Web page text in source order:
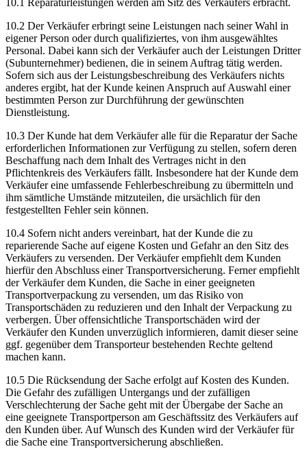
10.1 Reparaturleistungen werden am Sitz des Verkäufers erbracht.
10.2 Der Verkäufer erbringt seine Leistungen nach seiner Wahl in
eigener Person oder durch qualifiziertes, von ihm ausgewähltes
Personal. Dabei kann sich der Verkäufer auch der Leistungen Dritter
(Subunternehmer) bedienen, die in seinem Auftrag tätig werden.
Sofern sich aus der Leistungsbeschreibung des Verkäufers nichts
anderes ergibt, hat der Kunde keinen Anspruch auf Auswahl einer
bestimmten Person zur Durchführung der gewünschten
Dienstleistung.
10.3 Der Kunde hat dem Verkäufer alle für die Reparatur der Sache
erforderlichen Informationen zur Verfügung zu stellen, sofern deren
Beschaffung nach dem Inhalt des Vertrages nicht in den
Pflichtenkreis des Verkäufers fällt. Insbesondere hat der Kunde dem
Verkäufer eine umfassende Fehlerbeschreibung zu übermitteln und
ihm sämtliche Umstände mitzuteilen, die ursächlich für den
festgestellten Fehler sein können.
10.4 Sofern nicht anders vereinbart, hat der Kunde die zu
reparierende Sache auf eigene Kosten und Gefahr an den Sitz des
Verkäufers zu versenden. Der Verkäufer empfiehlt dem Kunden
hierfür den Abschluss einer Transportversicherung. Ferner empfiehlt
der Verkäufer dem Kunden, die Sache in einer geeigneten
Transportverpackung zu versenden, um das Risiko von
Transportschäden zu reduzieren und den Inhalt der Verpackung zu
verbergen. Über offensichtliche Transportschäden wird der
Verkäufer den Kunden unverzüglich informieren, damit dieser seine
ggf. gegenüber dem Transporteur bestehenden Rechte geltend
machen kann.
10.5 Die Rücksendung der Sache erfolgt auf Kosten des Kunden.
Die Gefahr des zufälligen Untergangs und der zufälligen
Verschlechterung der Sache geht mit der Übergabe der Sache an
eine geeignete Transportperson am Geschäftssitz des Verkäufers auf
den Kunden über. Auf Wunsch des Kunden wird der Verkäufer für
die Sache eine Transportversicherung abschließen.